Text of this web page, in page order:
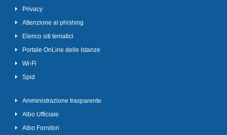
Privacy
Attenzione al phishing
Elenco siti tematici
Portale OnLine delle Istanze
Wi-Fi
Spid
Amministrazione trasparente
Albo Ufficiale
Albo Fornitori